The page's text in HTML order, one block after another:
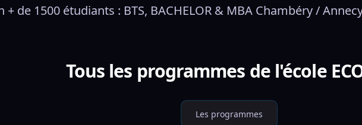
de 1500 étudiants : BTS, BACHELOR & MBA Chambéry /
Tous les programmes de l'école
Les programmes